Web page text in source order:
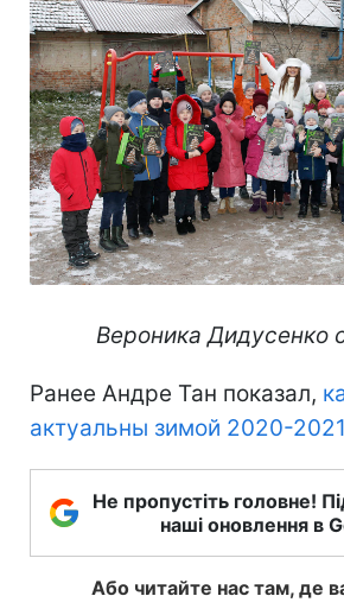
Вероника Дидусенко
Ранее Андре Тан показал,
актуальны зимой 2020-
Не пропустіть головне!
наші оновлення в
Або читайте нас там, де